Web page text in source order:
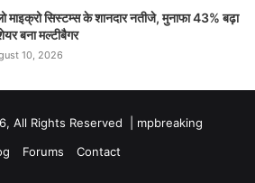
माइक्रो सिस्टम्स के शानदार नतीजे, मुनाफा 43% बढ़ा
बना मल्टीबैगर
10, 2026
All Rights Reserved | mpbreaking
Forums Contact